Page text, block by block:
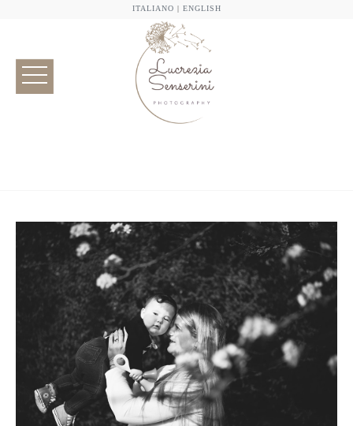
ITALIANO | ENGLISH